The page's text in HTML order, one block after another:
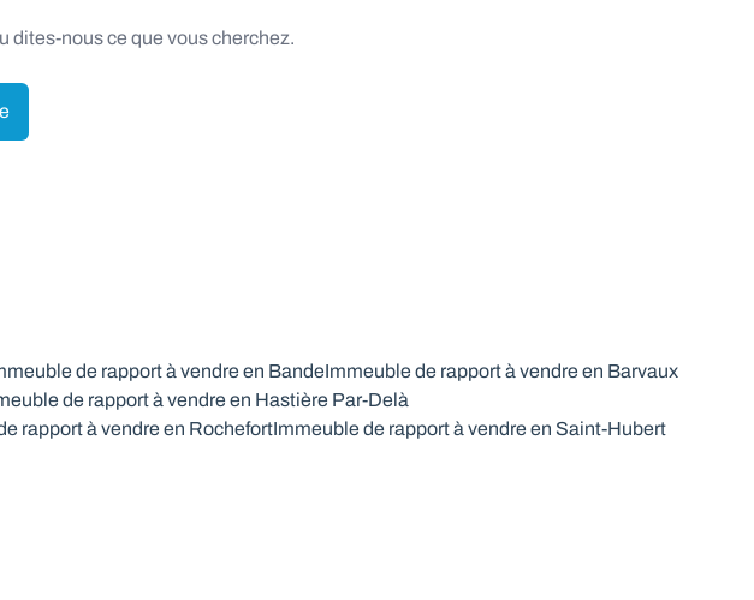
dites-nous ce que vous cherchez.
de rapport à vendre en BandeImmeuble de rapport à vendre en Barvaux
de rapport à vendre en Hastière Par-Delà
rapport à vendre en RochefortImmeuble de rapport à vendre en Saint-Hubert